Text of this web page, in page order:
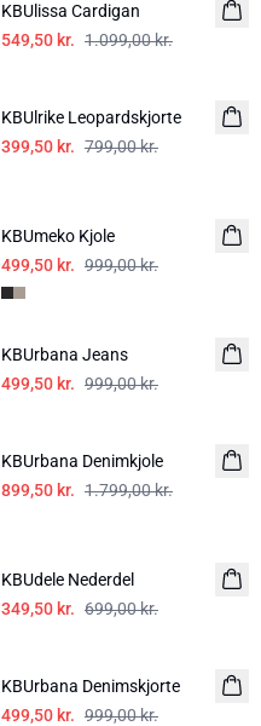
KBUlissa Cardigan
549,50 kr. 1.099,00 kr.
KBUlrike Leopardskjorte
399,50 kr. 799,00 kr.
KBUmeko Kjole
499,50 kr. 999,00 kr.
-50%
KBUrbana Jeans
499,50 kr. 999,00 kr.
KBUrbana Denimkjole
899,50 kr. 1.799,00 kr.
KBUdele Nederdel
349,50 kr. 699,00 kr.
KBUrbana Denimskjorte
499,50 kr. 999,00 kr.